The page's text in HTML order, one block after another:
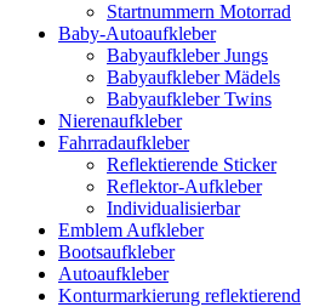
Startnummern Motorrad
Baby-Autoaufkleber
Babyaufkleber Jungs
Babyaufkleber Mädels
Babyaufkleber Twins
Nierenaufkleber
Fahrradaufkleber
Reflektierende Sticker
Reflektor-Aufkleber
Individualisierbar
Emblem Aufkleber
Bootsaufkleber
Autoaufkleber
Konturmarkierung reflektierend